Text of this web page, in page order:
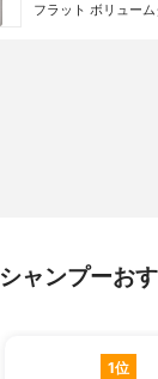
フラット ボリュー
シャンプーお
1位